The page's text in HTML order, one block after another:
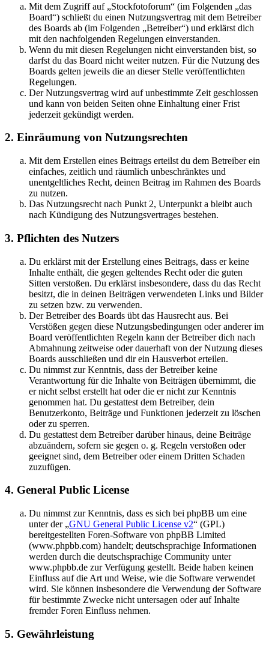
Mit dem Zugriff auf „Stockfotoforum“ (im Folgenden „das
Board“) schließt du einen Nutzungsvertrag mit dem Betreiber
des Boards ab (im Folgenden „Betreiber“) und erklärst dich
mit den nachfolgenden Regelungen einverstanden.
Wenn du mit diesen Regelungen nicht einverstanden bist, so
darfst du das Board nicht weiter nutzen. Für die Nutzung des
Boards gelten jeweils die an dieser Stelle veröffentlichten
Regelungen.
Der Nutzungsvertrag wird auf unbestimmte Zeit geschlossen
und kann von beiden Seiten ohne Einhaltung einer Frist
jederzeit gekündigt werden.
2. Einräumung von Nutzungsrechten
Mit dem Erstellen eines Beitrags erteilst du dem Betreiber ein
einfaches, zeitlich und räumlich unbeschränktes und
unentgeltliches Recht, deinen Beitrag im Rahmen des Boards
zu nutzen.
Das Nutzungsrecht nach Punkt 2, Unterpunkt a bleibt auch
nach Kündigung des Nutzungsvertrages bestehen.
3. Pflichten des Nutzers
Du erklärst mit der Erstellung eines Beitrags, dass er keine
Inhalte enthält, die gegen geltendes Recht oder die guten
Sitten verstoßen. Du erklärst insbesondere, dass du das Recht
besitzt, die in deinen Beiträgen verwendeten Links und Bilder
zu setzen bzw. zu verwenden.
Der Betreiber des Boards übt das Hausrecht aus. Bei
Verstößen gegen diese Nutzungsbedingungen oder anderer im
Board veröffentlichten Regeln kann der Betreiber dich nach
Abmahnung zeitweise oder dauerhaft von der Nutzung dieses
Boards ausschließen und dir ein Hausverbot erteilen.
Du nimmst zur Kenntnis, dass der Betreiber keine
Verantwortung für die Inhalte von Beiträgen übernimmt, die
er nicht selbst erstellt hat oder die er nicht zur Kenntnis
genommen hat. Du gestattest dem Betreiber, dein
Benutzerkonto, Beiträge und Funktionen jederzeit zu löschen
oder zu sperren.
Du gestattest dem Betreiber darüber hinaus, deine Beiträge
abzuändern, sofern sie gegen o. g. Regeln verstoßen oder
geeignet sind, dem Betreiber oder einem Dritten Schaden
zuzufügen.
4. General Public License
Du nimmst zur Kenntnis, dass es sich bei phpBB um eine
unter der „GNU General Public License v2“ (GPL)
bereitgestellten Foren-Software von phpBB Limited
(www.phpbb.com) handelt; deutschsprachige Informationen
werden durch die deutschsprachige Community unter
www.phpbb.de zur Verfügung gestellt. Beide haben keinen
Einfluss auf die Art und Weise, wie die Software verwendet
wird. Sie können insbesondere die Verwendung der Software
für bestimmte Zwecke nicht untersagen oder auf Inhalte
fremder Foren Einfluss nehmen.
5. Gewährleistung